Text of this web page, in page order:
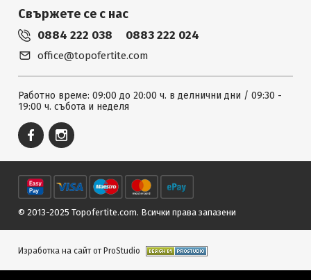
Свържете се с нас
0884 222 038 0883 222 024
office@topofertite.com
Работно време: 09:00 до 20:00 ч. в делнични дни / 09:30 -
19:00 ч. събота и неделя
© 2013-2025 Topofertite.com. Всички права запазени
Изработка на сайт от ProStudio